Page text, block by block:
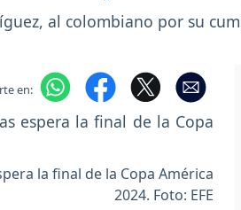
al colombiano por su
en:
la final de la Copa América
2024. Foto: EFE